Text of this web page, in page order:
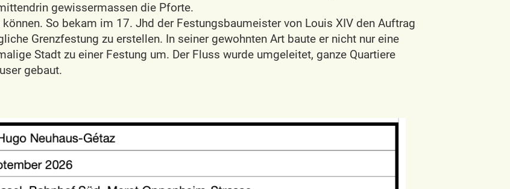
gewissermassen die Pforte.
So bekam im 17. Jhd der Festungsbaumeister von Louis XIV den Auftrag
Grenzfestung zu erstellen. In seiner gewohnten Art baute er nicht nur eine
Stadt zu einer Festung um. Der Fluss wurde umgeleitet, ganze Quartiere
gebaut.